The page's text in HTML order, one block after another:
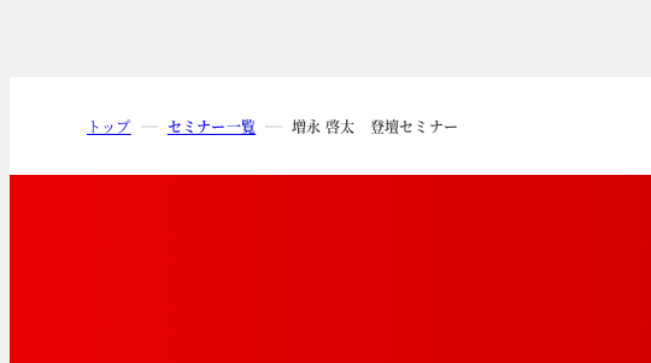
トップ セミナー一覧 増永 啓太 登壇セミナー